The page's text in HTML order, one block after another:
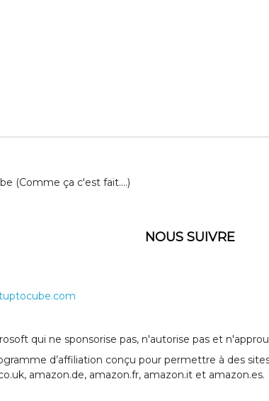
(Comme ça c'est fait....)
NOUS SUIVRE
qui ne sponsorise pas, n'autorise pas et
d’affiliation conçu pour permettre à des
amazon.de, amazon.fr, amazon.it et amazon.es.